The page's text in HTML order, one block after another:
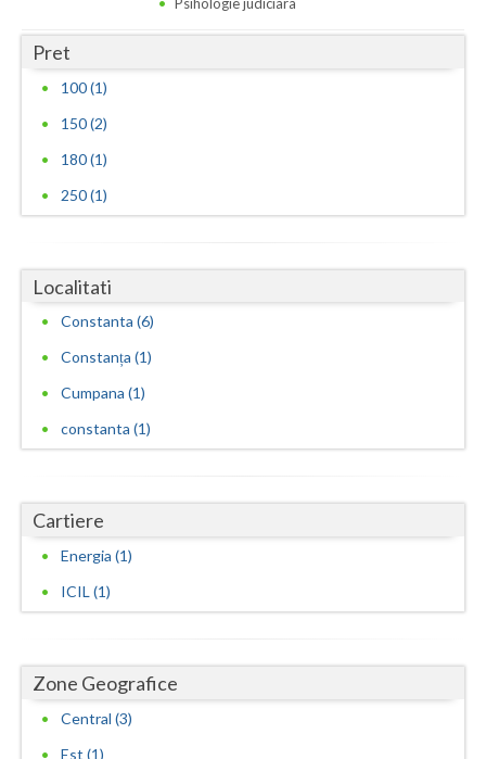
Psihologie judiciara
Pret
100 (1)
150 (2)
180 (1)
250 (1)
Localitati
Constanta (6)
Constanța (1)
Cumpana (1)
constanta (1)
Cartiere
Energia (1)
ICIL (1)
Zone Geografice
Central (3)
Est (1)